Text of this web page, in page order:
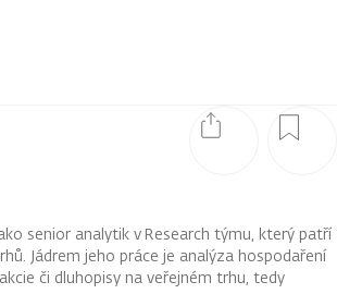
senior analytik v Research týmu, který patří
Jádrem jeho práce je analýza hospodaření
či dluhopisy na veřejném trhu, tedy